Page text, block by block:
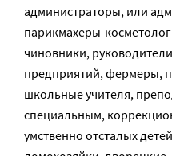
администраторы, или
парикмахеры-
чиновники,
предприятий, фермеры,
школьные учителя,
специальным,
умственно отсталых